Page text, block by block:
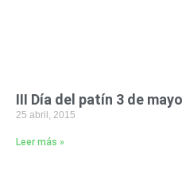
III Día del patín 3 de
25 abril, 2015
Leer más »